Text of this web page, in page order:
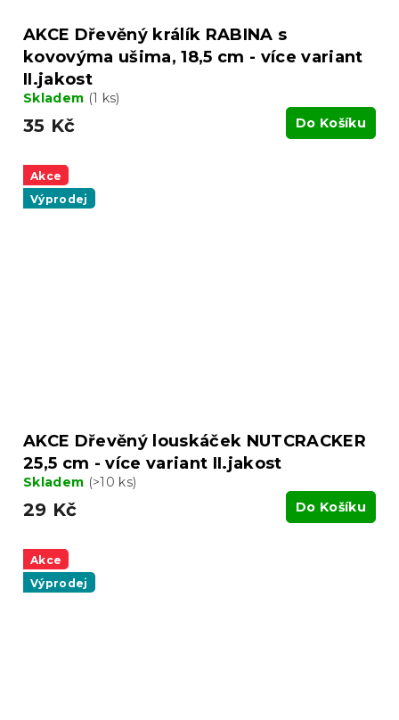
AKCE Dřevěný králík RABINA s
kovovýma ušima, 18,5 cm - více variant
II.jakost
Skladem (1 ks)
35 Kč Do Košíku
Akce
Výprodej
AKCE Dřevěný louskáček NUTCRACKER
25,5 cm - více variant II.jakost
Skladem (>10 ks)
29 Kč Do Košíku
Akce
Výprodej